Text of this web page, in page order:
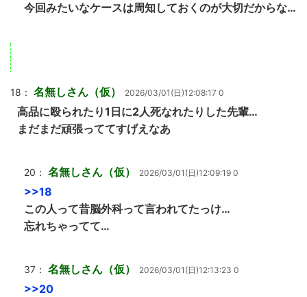
今回みたいなケースは周知しておくのが大切だからな…
18： 名無しさん（仮） 2026/03/01(日)12:08:17 0
高品に殴られたり1日に2人死なれたりした先輩…
まだまだ頑張っててすげえなあ
20： 名無しさん（仮） 2026/03/01(日)12:09:19 0
>>18
この人って昔脳外科って言われてたっけ…
忘れちゃってて…
37： 名無しさん（仮） 2026/03/01(日)12:13:23 0
>>20